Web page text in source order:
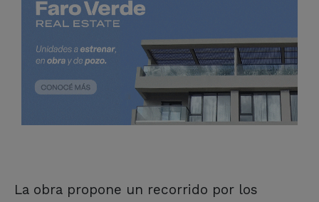
La obra propone un recorrido por los